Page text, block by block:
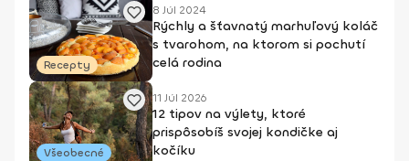
Recepty
8 Júl 2024
Rýchly a šťavnatý marhuľový koláč
s tvarohom, na ktorom si pochutí
celá rodina
Všeobecné
11 Júl 2026
12 tipov na výlety, ktoré
prispôsobíš svojej kondičke aj
kočíku